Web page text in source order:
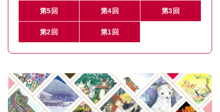
第5回 第4回 第3回
第2回 第1回